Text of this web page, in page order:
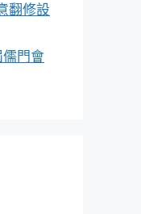
翻修設
門會